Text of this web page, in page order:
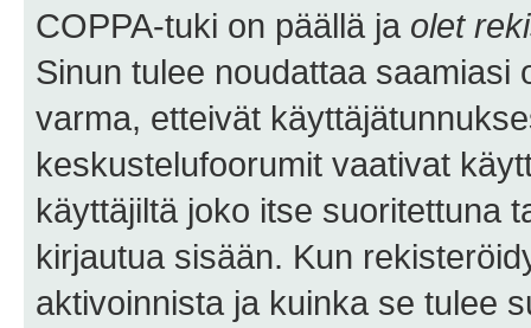
COPPA-tuki on päällä ja olet
Sinun tulee noudattaa saamiasi
varma, etteivät
keskustelufoorumit vaativat
käyttäjiltä joko itse suoritettuna
kirjautua sisään. Kun
aktivoinnista ja kuinka se tulee